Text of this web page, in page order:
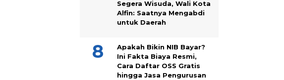
Segera Wisuda, Wali Kota
Alfin: Saatnya Mengabdi
untuk Daerah
Apakah Bikin NIB Bayar?
Ini Fakta Biaya Resmi,
Cara Daftar OSS Gratis
hingga Jasa Pengurusan